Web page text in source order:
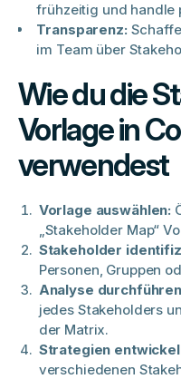
frühzeitig und handle
Transparenz:
im Team über
Wie du die
Vorlage in
verwendest
Vorlage auswählen:
„Stakeholder Map“
Stakeholder
Personen, Gruppen
Analyse
jedes Stakeholders
der Matrix.
Strategien
verschiedenen